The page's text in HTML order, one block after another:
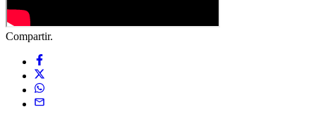
Compartir.